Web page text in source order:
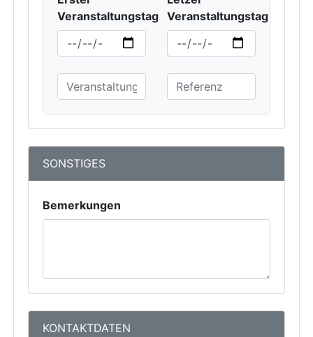
Veranstaltungstag Veranstaltungstag
SONSTIGES
Bemerkungen
KONTAKTDATEN